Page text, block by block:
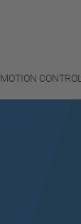
MOTION CONTROL